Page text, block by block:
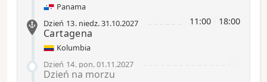
Panama
11:00 18:00
Dzień 13. niedz.31.10.2027
Cartagena
Kolumbia
Dzień 14. pon.01.11.2027
Dzień na morzu